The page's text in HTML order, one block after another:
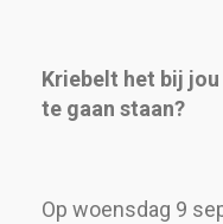
Kriebelt het bij
te gaan staan?
Op woensdag 9